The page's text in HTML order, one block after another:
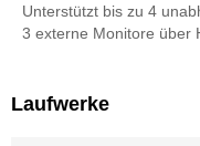
Unterstützt bis zu 4
3 externe Monitore
Laufwerke